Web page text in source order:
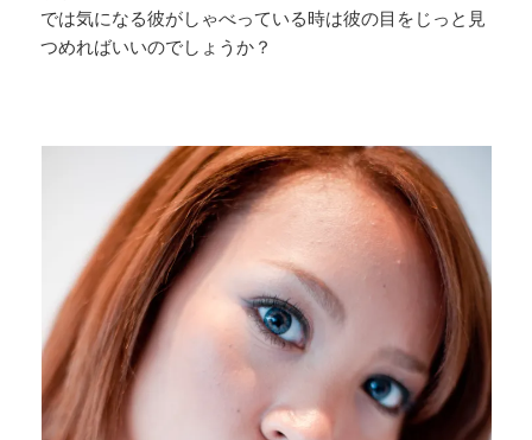
では気になる彼がしゃべっている時は彼の目をじっと見
つめればいいのでしょうか？